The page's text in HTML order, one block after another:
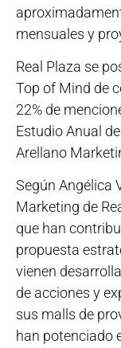
mensuales y
Real Plaza se
Top of Mind de
22% de
Estudio Anual
Arellano
Según Angélica
Marketing de
que han
propuesta
vienen
de acciones y
sus malls de
han potenciado